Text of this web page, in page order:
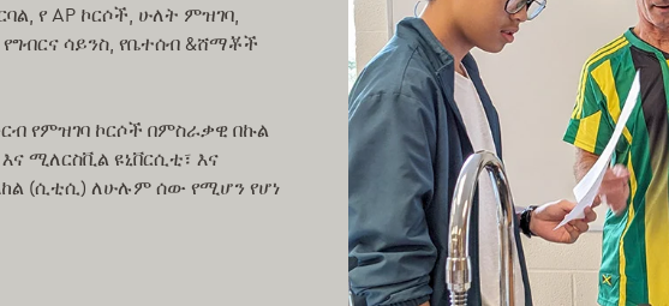
የ AP ኮርሶች, ሁለት ምዝገባ,
ሳይንስ, የቤተሰብ &ሸማቾች
የምዝገባ ኮርሶች በምስራቃዊ በኩል
ሚለርስቪል ዩኒቨርሲቲ፣ እና
(ሲቲሲ) ለሁሉም ሰው የሚሆን የሆነ